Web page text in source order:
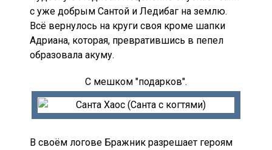
с уже добрым Сантой и Ледибаг на землю.
Всё вернулось на круги своя кроме шапки
Адриана, которая, превратившись в пепел
образовала акуму.
С мешком "подарков".
В своём логове Бражник разрешает героям